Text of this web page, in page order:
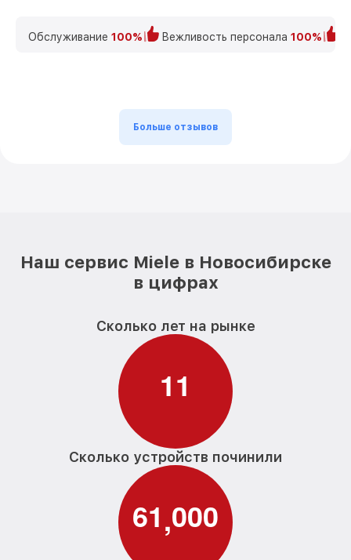
Обслуживание 100% Вежливость персонала 100%
Больше отзывов
Наш сервис Miele в Новосибирске
в цифрах
Сколько лет на рынке
11
Сколько устройств починили
61,000